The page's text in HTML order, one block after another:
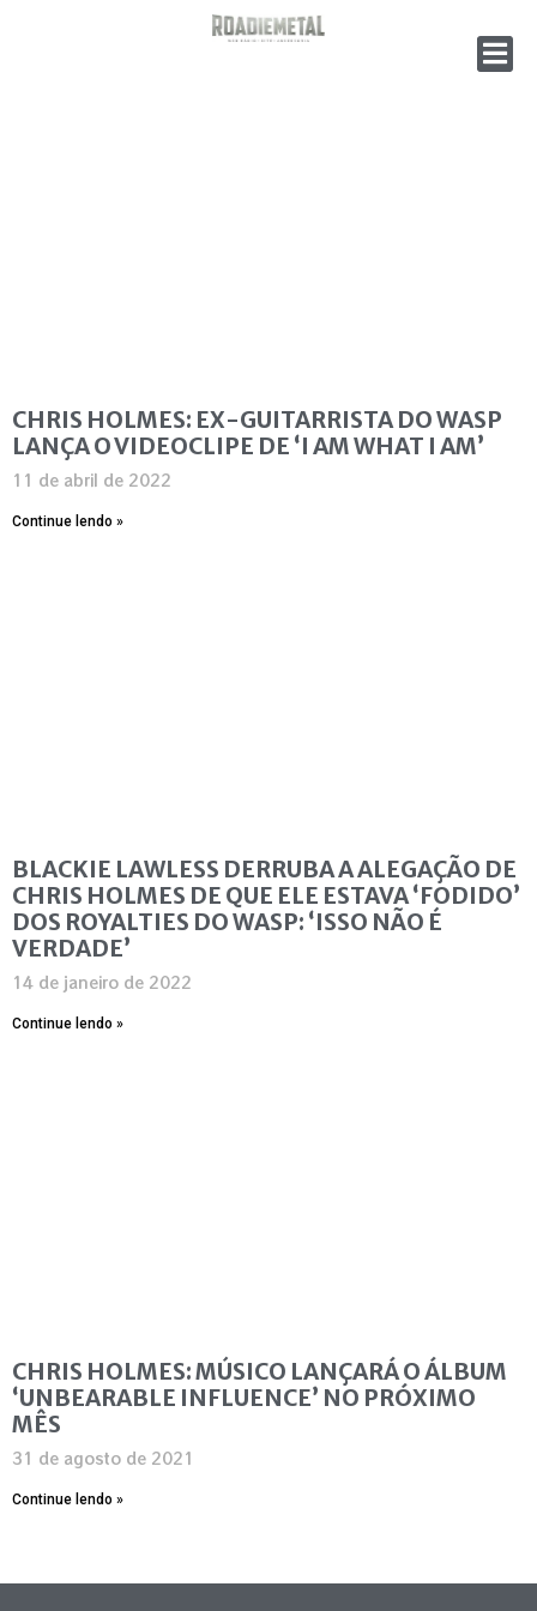
CHRIS HOLMES: EX-GUITARRISTA DO WASP
LANÇA O VIDEOCLIPE DE ‘I AM WHAT I AM’
11 de abril de 2022
Continue lendo »
BLACKIE LAWLESS DERRUBA A ALEGAÇÃO DE
CHRIS HOLMES DE QUE ELE ESTAVA ‘FODIDO’
DOS ROYALTIES DO WASP: ‘ISSO NÃO É
VERDADE’
14 de janeiro de 2022
Continue lendo »
CHRIS HOLMES: MÚSICO LANÇARÁ O ÁLBUM
‘UNBEARABLE INFLUENCE’ NO PRÓXIMO
MÊS
31 de agosto de 2021
Continue lendo »